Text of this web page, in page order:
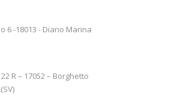
6 -18013 - Diano Marina
R – 17052 – Borghetto